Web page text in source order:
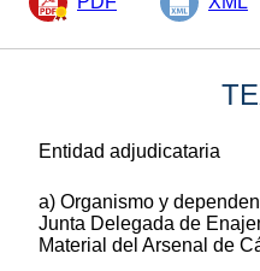
Entidad adjudicataria
a) Organismo y
Junta Delegada de
Material del Arsenal de